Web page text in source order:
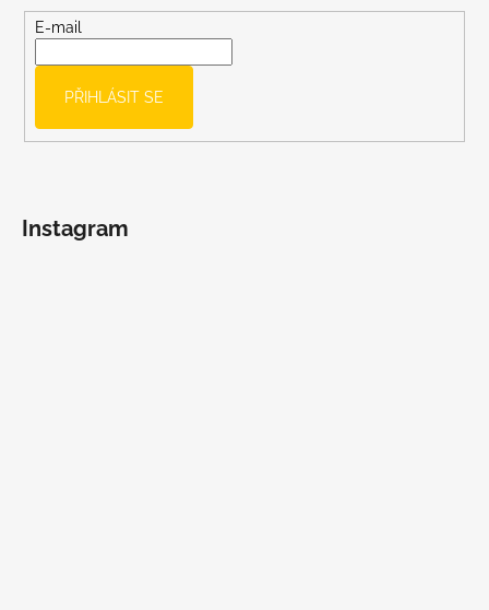
E-mail
PŘIHLÁSIT SE
Instagram